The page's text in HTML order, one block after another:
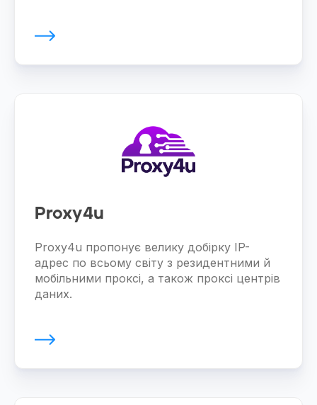
Proxy4u
Proxy4u пропонує велику добірку IP-
адрес по всьому світу з резидентними й
мобільними проксі, а також проксі центрів
даних.